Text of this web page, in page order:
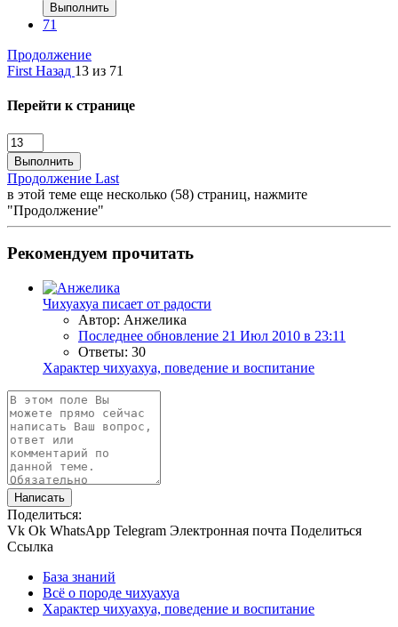
Выполнить
71
Продолжение
First Назад 13 из 71
Перейти к странице
Выполнить
Продолжение Last
в этой теме еще несколько (58) страниц, нажмите
"Продолжение"
Рекомендуем прочитать
Чихуахуа писает от радости
Автор: Анжелика
Последнее обновление 21 Июл 2010 в 23:11
Ответы: 30
Характер чихуахуа, поведение и воспитание
Написать
Поделиться:
Vk Ok WhatsApp Telegram Электронная почта Поделиться
Ссылка
База знаний
Всё о породе чихуахуа
Характер чихуахуа, поведение и воспитание